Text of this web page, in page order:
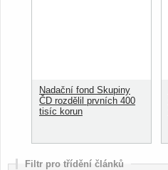
Nadační fond Skupiny
ČD rozdělil prvních 400
tisíc korun
Filtr pro třídění článků